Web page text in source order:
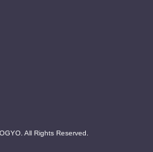
All Rights Reserved.